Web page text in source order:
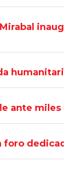
ante
foro